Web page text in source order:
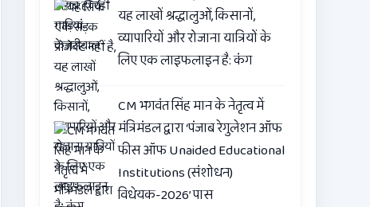
यह लाखों श्रद्धालुओं, किसानों,
व्यापारियों और रोजाना यात्रियों के
लिए एक लाइफलाइन है: कंग
CM भगवंत सिंह मान के नेतृत्व में
मंत्रिमंडल द्वारा ‘पंजाब रेगुलेशन ऑफ
फीस ऑफ Unaided Educational
Institutions (संशोधन)
विधेयक-2026’ पास